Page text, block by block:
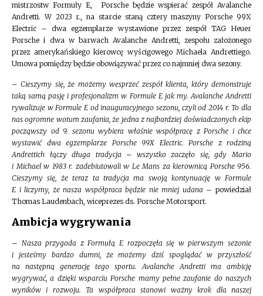
mistrzostw Formuły E, Porsche będzie wspierać zespół Avalanche
Andretti. W 2023 r., na starcie staną cztery maszyny Porsche 99X
Electric – dwa egzemplarze wystawione przez zespół TAG Heuer
Porsche i dwa w barwach Avalanche Andretti, zespołu założonego
przez amerykańskiego kierowcę wyścigowego Michaela Andrettiego.
Umowa pomiędzy będzie obowiązywać przez co najmniej dwa sezony.
–Cieszymy się, że możemy wesprzeć zespół klienta, który demonstruje
taką samą pasję i profesjonalizm w Formule E jak my. Avalanche Andretti
rywalizuje w Formule E od inauguracyjnego sezonu, czyli od 2014 r. To dla
nas ogromne wotum zaufania, że jedna z najbardziej doświadczonych ekip
począwszy od 9. sezonu wybiera właśnie współpracę z Porsche i chce
wystawić dwa egzemplarze Porsche 99X Electric. Porsche z rodziną
Andrettich łączy długa tradycja – wszystko zaczęło się, gdy Mario
i Michael w 1983 r. zadebiutowali w Le Mans za kierownicą Porsche 956.
Cieszymy się, że teraz ta tradycja ma swoją kontynuację w Formule
E i liczymy, że nasza współpraca będzie nie mniej udana – powiedział
Thomas Laudenbach, wiceprezes ds. Porsche Motorsport.
Ambicja wygrywania
– Nasza przygoda z Formułą E rozpoczęła się w pierwszym sezonie
i jesteśmy bardzo dumni, że możemy dziś spoglądać w przyszłość
na następną generację tego sportu. Avalanche Andretti ma ambicję
wygrywać, a dzięki wsparciu Porsche mamy pełne zaufanie do naszych
wyników i rozwoju. Ta współpraca stanowi ważny krok dla naszej